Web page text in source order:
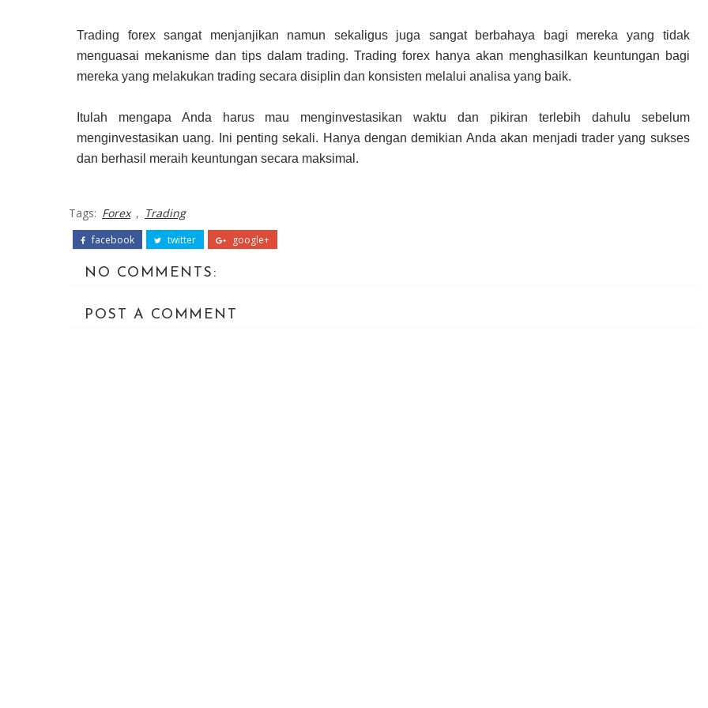
Trading forex sangat menjanjikan namun sekaligus juga sangat berbahaya bagi mereka yang tidak
menguasai mekanisme dan tips dalam trading. Trading forex hanya akan menghasilkan keuntungan bagi
mereka yang melakukan trading secara disiplin dan konsisten melalui analisa yang baik.
Itulah mengapa Anda harus mau menginvestasikan waktu dan pikiran terlebih dahulu sebelum
menginvestasikan uang. Ini penting sekali. Hanya dengan demikian Anda akan menjadi trader yang sukses
dan berhasil meraih keuntungan secara maksimal.
Tags: Forex , Trading
facebook twitter google+
NO COMMENTS:
POST A COMMENT